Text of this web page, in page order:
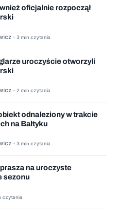
oficjalnie rozpoczął
· 3 min czytania
uroczyście otworzyli
· 2 min czytania
odnaleziony w trakcie
na Bałtyku
· 3 min czytania
na uroczyste
sezonu
czytania